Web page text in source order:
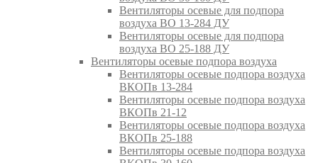
Вентиляторы осевые для подпора
воздуха ВО 13-284 ДУ
Вентиляторы осевые для подпора
воздуха ВО 25-188 ДУ
Вентиляторы осевые подпора воздуха
Вентиляторы осевые подпора воздуха
ВКОПв 13-284
Вентиляторы осевые подпора воздуха
ВКОПв 21-12
Вентиляторы осевые подпора воздуха
ВКОПв 25-188
Вентиляторы осевые подпора воздуха